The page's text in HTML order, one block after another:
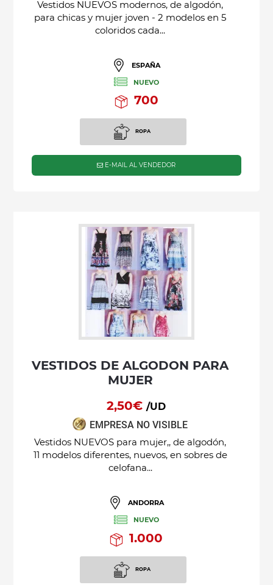
Vestidos NUEVOS modernos, de algodón,
para chicas y mujer joven - 2 modelos en 5
coloridos cada...
ESPAÑA
NUEVO
700
ROPA
E-MAIL AL VENDEDOR
VESTIDOS DE ALGODON PARA
MUJER
2,50€/UD
EMPRESA NO VISIBLE
Vestidos NUEVOS para mujer,, de algodón,
11 modelos diferentes, nuevos, en sobres de
celofana...
ANDORRA
NUEVO
1.000
ROPA